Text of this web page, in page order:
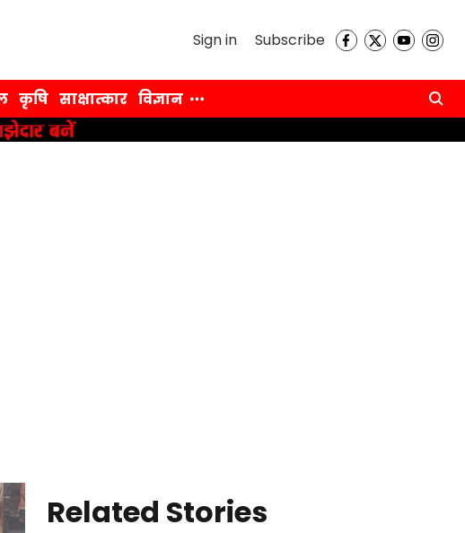
Sign in Subscribe
कृषि साक्षात्कार विज्ञान
Related Stories